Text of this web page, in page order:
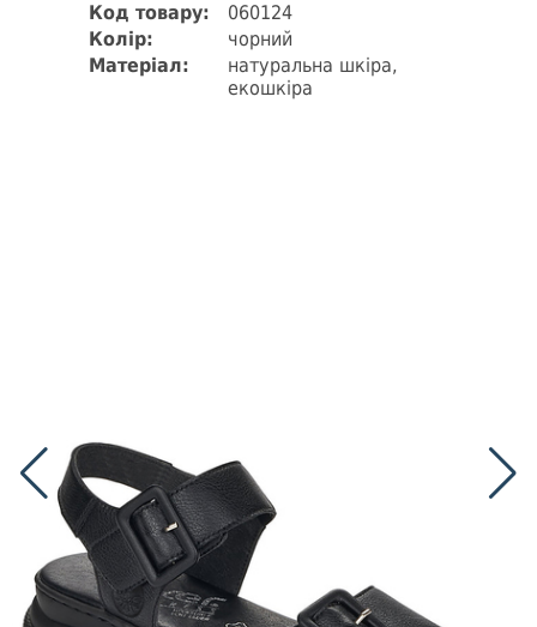
Код товару:
060124
Колір:
чорний
Матеріал:
натуральна шкіра,
екошкіра